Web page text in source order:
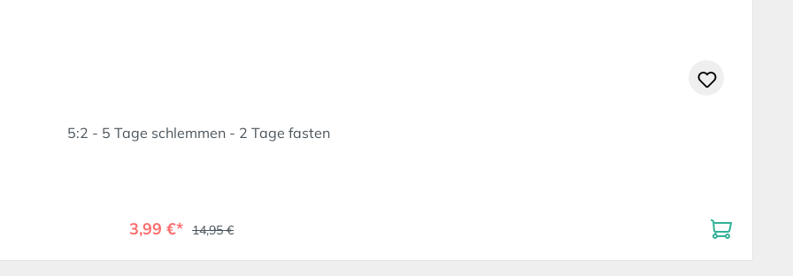
5:2 - 5 Tage schlemmen - 2 Tage fasten
3,99 €* 14,95 €